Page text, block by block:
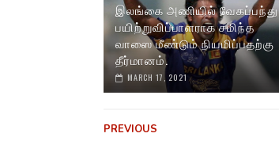
இலங்கை அணியில் வேகப்பந்து
பயிற்றுவிப்பாளராக சமிந்த
வாஸை மீண்டும் நியமிப்பதற்கு
தீர்மானம்.
MARCH 17, 2021
PREVIOUS